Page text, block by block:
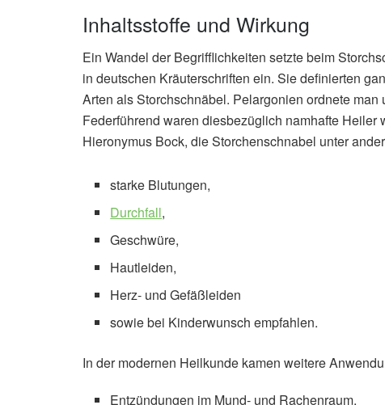
Inhaltsstoffe und Wirkung
Ein Wandel der Begrifflichkeiten setzte beim
in deutschen Kräuterschriften ein. Sie definierten
Arten als Storchschnäbel. Pelargonien ordnete
Federführend waren diesbezüglich namhafte
Hieronymus Bock, die Storchenschnabel unter
starke Blutungen,
Durchfall,
Geschwüre,
Hautleiden,
Herz- und Gefäßleiden
sowie bei Kinderwunsch empfahlen.
In der modernen Heilkunde kamen weitere
Entzündungen im Mund- und Rachenraum,